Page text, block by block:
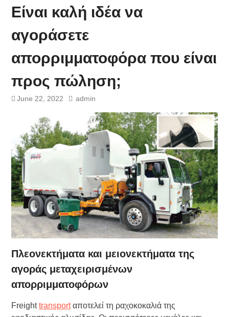
Είναι καλή ιδέα να
αγοράσετε
απορριμματοφόρα που είναι
προς πώληση;
June 22, 2022 admin
Πλεονεκτήματα και μειονεκτήματα της
αγοράς μεταχειρισμένων
απορριμματοφόρων
Freighttransportαποτελεί τη ραχοκοκαλιά της